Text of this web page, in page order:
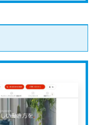
を行っており、提携
してもらえます。煩